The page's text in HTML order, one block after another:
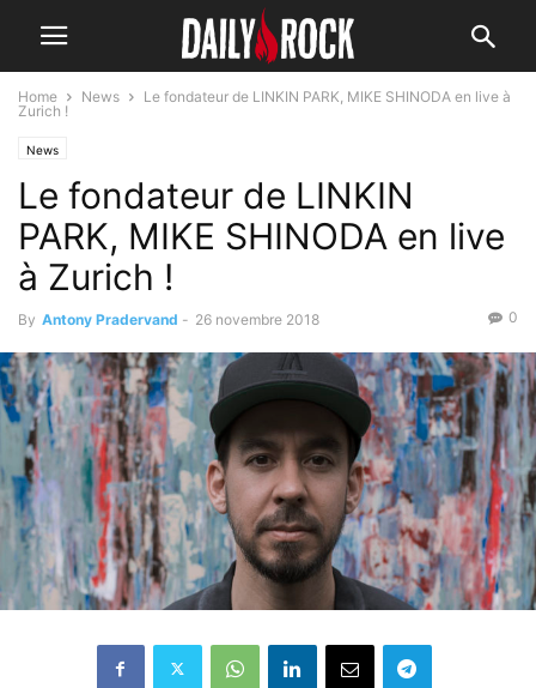
Home News
Le fondateur de LINKIN PARK, MIKE SHINODA en live à
Zurich !
News
Le fondateur de LINKIN
PARK, MIKE SHINODA en live
à Zurich !
By Antony Pradervand - 26 novembre 2018 0